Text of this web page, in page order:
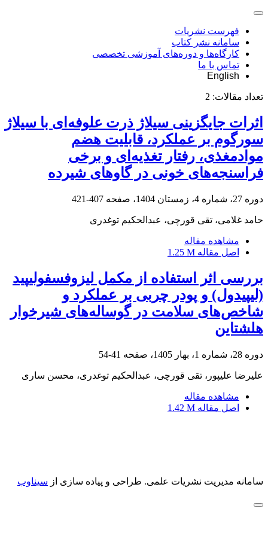
فهرست نشریات
سامانه نشر کتاب
کارگاه‌ها و دوره‌های آموزشی تخصصی
تماس با ما
English
تعداد مقالات: 2
اثرات جایگزینی سیلاژ ذرت علوفه‌ای با سیلاژ
سورگوم بر عملکرد، قابلیت هضم
موادمغذی، رفتار تغذیه‌ای و برخی
فراسنجه‌های خونی در گاو‌های شیرده
دوره 27، شماره 4، زمستان 1404، صفحه 407-421
حامد غلامی، تقی قورچی، عبدالحکیم توغدری
مشاهده مقاله
اصل مقاله 1.25 M
بررسی اثر استفاده از مکمل لیزوفسفولیپید
(لیپیدول) و پودر چربی بر عملکرد و
شاخص‌های سلامت در گوساله‌های شیرخوار
هلشتاین
دوره 28، شماره 1، بهار 1405، صفحه 41-54
علیرضا علیپور، تقی قورچی، عبدالحکیم توغدری، محسن ساری
مشاهده مقاله
اصل مقاله 1.42 M
سامانه مدیریت نشریات علمی. طراحی و پیاده سازی از سیناوب